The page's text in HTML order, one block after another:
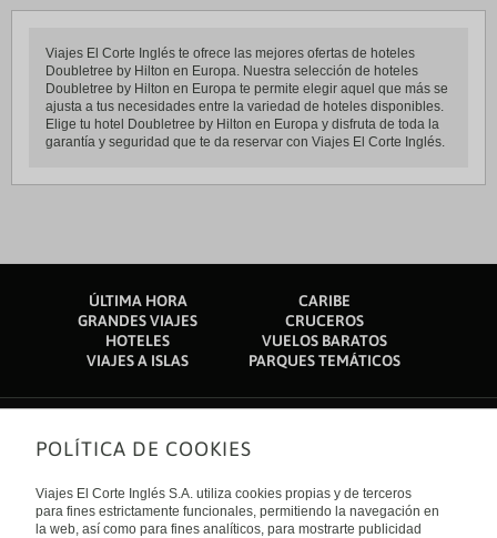
Viajes El Corte Inglés te ofrece las mejores ofertas de hoteles
Doubletree by Hilton en Europa. Nuestra selección de hoteles
Doubletree by Hilton en Europa te permite elegir aquel que más se
ajusta a tus necesidades entre la variedad de hoteles disponibles.
Elige tu hotel Doubletree by Hilton en Europa y disfruta de toda la
garantía y seguridad que te da reservar con Viajes El Corte Inglés.
ÚLTIMA HORA
CARIBE
GRANDES VIAJES
CRUCEROS
HOTELES
VUELOS BARATOS
VIAJES A ISLAS
PARQUES TEMÁTICOS
Sobre nosotros
Quiénes somos
Financiación
Sostenibilidad
Enlaces de interés
POLÍTICA DE COOKIES
Viajes El Corte Inglés S.A. utiliza cookies propias y de terceros
para fines estrictamente funcionales, permitiendo la navegación en
la web, así como para fines analíticos, para mostrarte publicidad